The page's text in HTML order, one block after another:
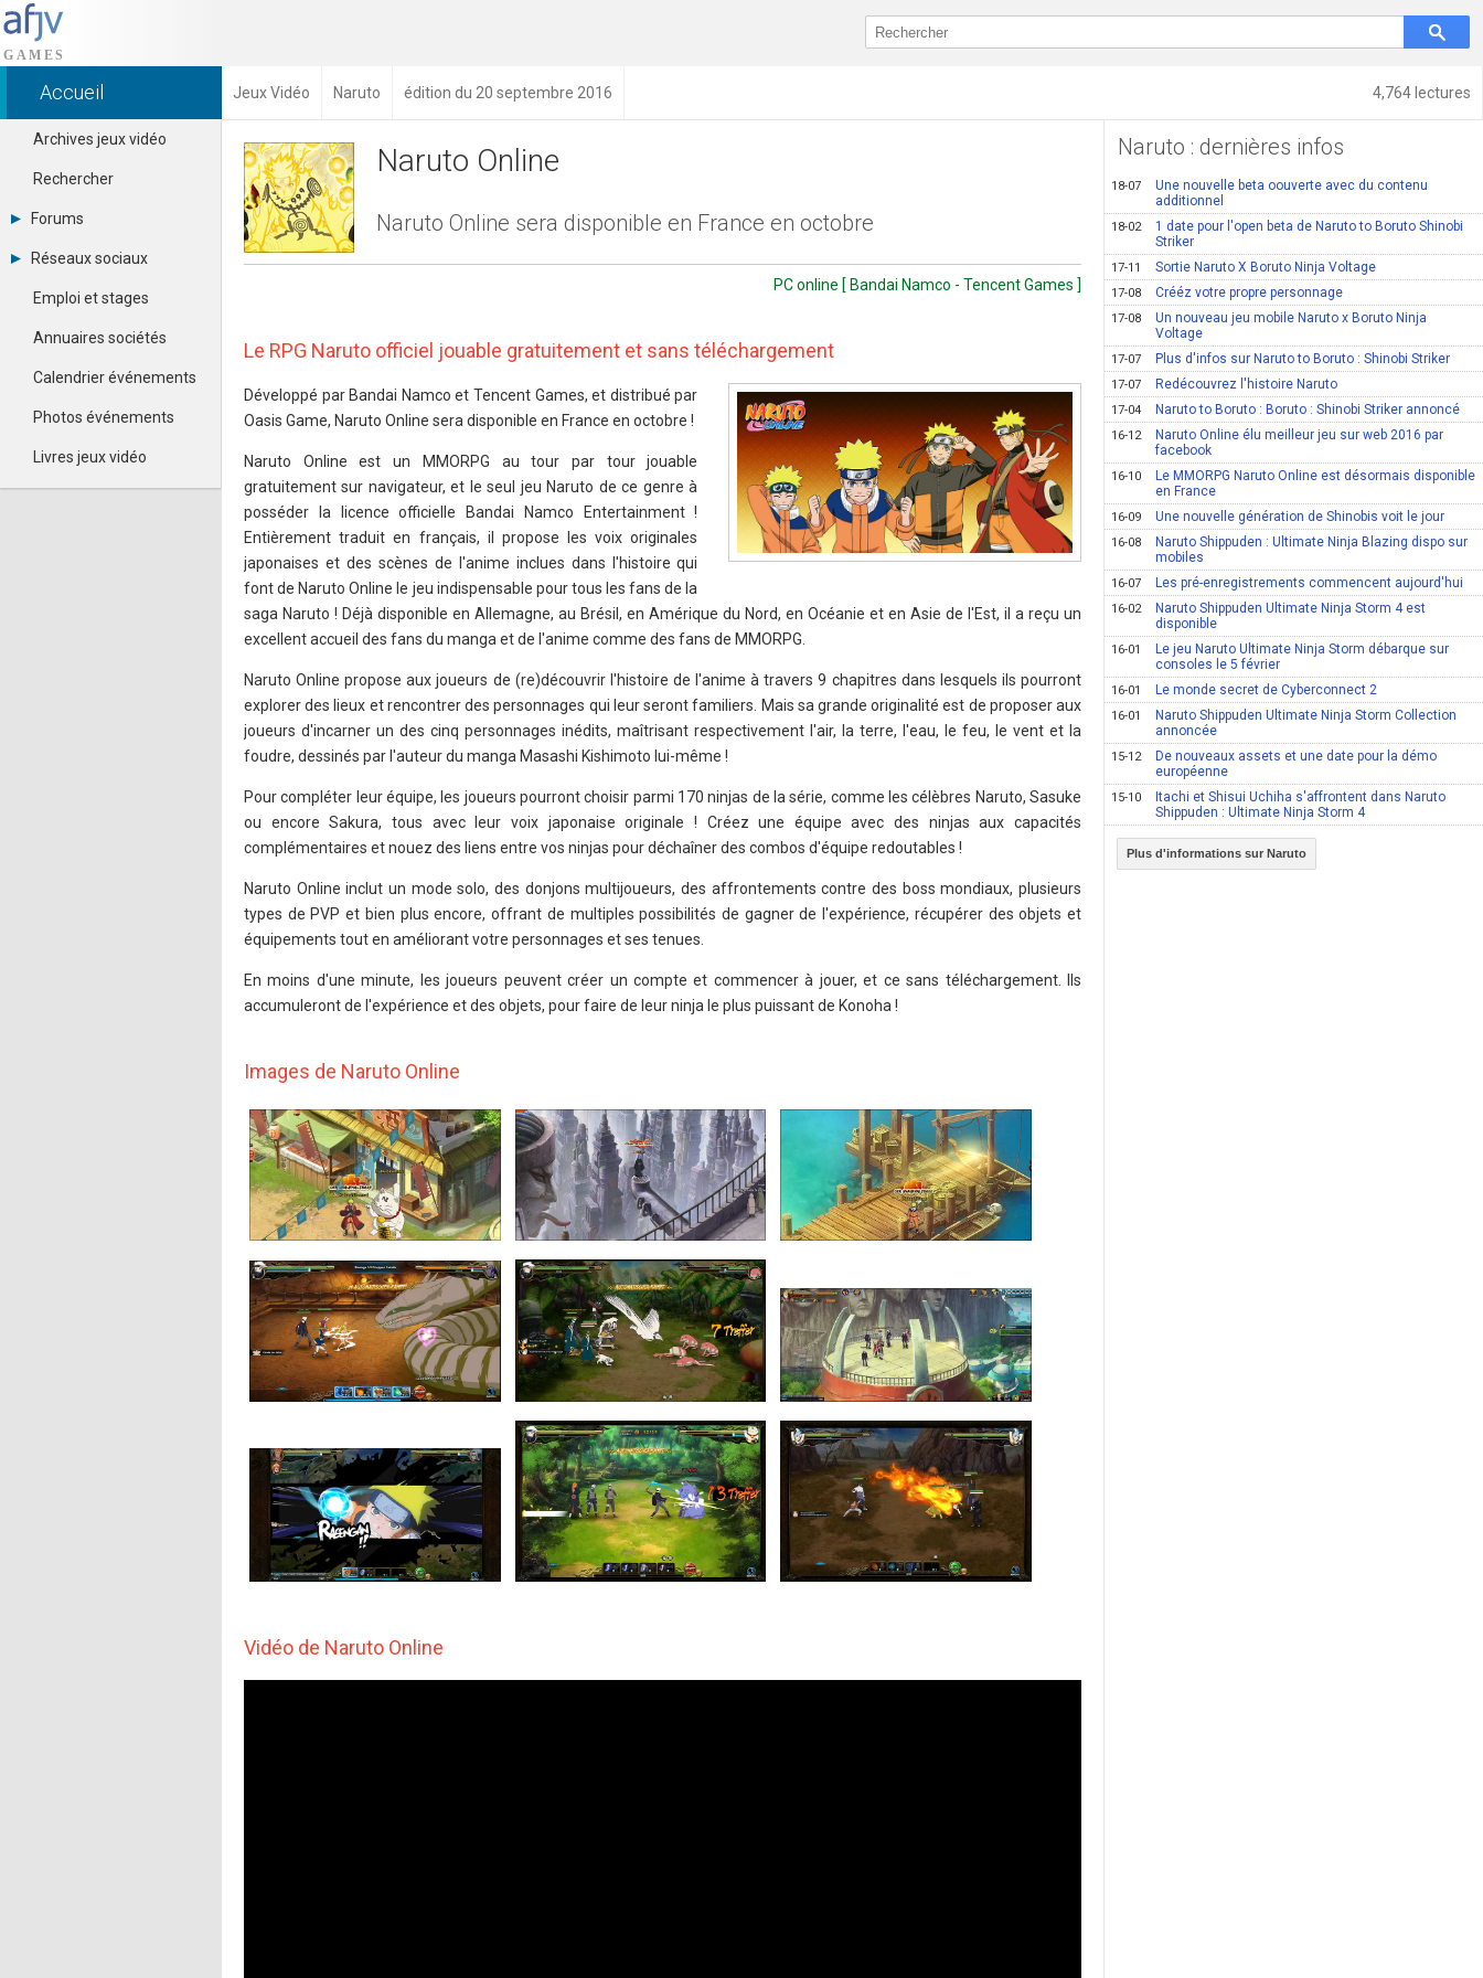
4,764 lectures
Accueil Jeux Vidéo Naruto édition du 20 septembre 2016
Archives jeux vidéo
Rechercher
Forums
Tous les forums
Se connecter
Contacter un modérateur
Réseaux sociaux
Dailymotion
Facebook
Google+
Pinterest
Youtube
Emploi et stages
Annuaires sociétés
Calendrier événements
Photos événements
Livres jeux vidéo
Naruto Online
Naruto Online sera disponible en France en octobre
PC online [ Bandai Namco - Tencent Games ]
Le RPG Naruto officiel jouable gratuitement et sans téléchargement
Développé par Bandai Namco et Tencent Games, et distribué par
Oasis Game, Naruto Online sera disponible en France en octobre !
Naruto Online est un MMORPG au tour par tour jouable
gratuitement sur navigateur, et le seul jeu Naruto de ce genre à
posséder la licence officielle Bandai Namco Entertainment !
Entièrement traduit en français, il propose les voix originales
japonaises et des scènes de l'anime inclues dans l'histoire qui
font de Naruto Online le jeu indispensable pour tous les fans de la
saga Naruto ! Déjà disponible en Allemagne, au Brésil, en Amérique du Nord, en Océanie et en Asie de l'Est, il a reçu un
excellent accueil des fans du manga et de l'anime comme des fans de MMORPG.
Naruto Online propose aux joueurs de (re)découvrir l'histoire de l'anime à travers 9 chapitres dans lesquels ils pourront
explorer des lieux et rencontrer des personnages qui leur seront familiers. Mais sa grande originalité est de proposer aux
joueurs d'incarner un des cinq personnages inédits, maîtrisant respectivement l'air, la terre, l'eau, le feu, le vent et la
foudre, dessinés par l'auteur du manga Masashi Kishimoto lui-même !
Pour compléter leur équipe, les joueurs pourront choisir parmi 170 ninjas de la série, comme les célèbres Naruto, Sasuke
ou encore Sakura, tous avec leur voix japonaise originale ! Créez une équipe avec des ninjas aux capacités
complémentaires et nouez des liens entre vos ninjas pour déchaîner des combos d'équipe redoutables !
Naruto Online inclut un mode solo, des donjons multijoueurs, des affrontements contre des boss mondiaux, plusieurs
types de PVP et bien plus encore, offrant de multiples possibilités de gagner de l'expérience, récupérer des objets et
équipements tout en améliorant votre personnages et ses tenues.
En moins d'une minute, les joueurs peuvent créer un compte et commencer à jouer, et ce sans téléchargement. Ils
accumuleront de l'expérience et des objets, pour faire de leur ninja le plus puissant de Konoha !
Images de Naruto Online
Vidéo de Naruto Online
Naruto : dernières infos
18-07
Une nouvelle beta oouverte avec du contenu
additionnel
18-02
1 date pour l'open beta de Naruto to Boruto Shinobi
Striker
17-11 Sortie Naruto X Boruto Ninja Voltage
17-08 Crééz votre propre personnage
17-08
Un nouveau jeu mobile Naruto x Boruto Ninja
Voltage
17-07 Plus d'infos sur Naruto to Boruto : Shinobi Striker
17-07 Redécouvrez l'histoire Naruto
17-04 Naruto to Boruto : Boruto : Shinobi Striker annoncé
16-12
Naruto Online élu meilleur jeu sur web 2016 par
facebook
16-10
Le MMORPG Naruto Online est désormais disponible
en France
16-09 Une nouvelle génération de Shinobis voit le jour
16-08
Naruto Shippuden : Ultimate Ninja Blazing dispo sur
mobiles
16-07 Les pré-enregistrements commencent aujourd'hui
16-02
Naruto Shippuden Ultimate Ninja Storm 4 est
disponible
16-01
Le jeu Naruto Ultimate Ninja Storm débarque sur
consoles le 5 février
16-01 Le monde secret de Cyberconnect 2
16-01
Naruto Shippuden Ultimate Ninja Storm Collection
annoncée
15-12
De nouveaux assets et une date pour la démo
européenne
15-10
Itachi et Shisui Uchiha s'affrontent dans Naruto
Shippuden : Ultimate Ninja Storm 4
Plus d'informations sur Naruto